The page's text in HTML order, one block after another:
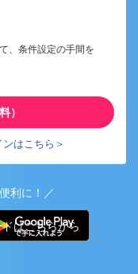
、条件設定の手間を
）
はこちら＞
利に！／
はこちらから